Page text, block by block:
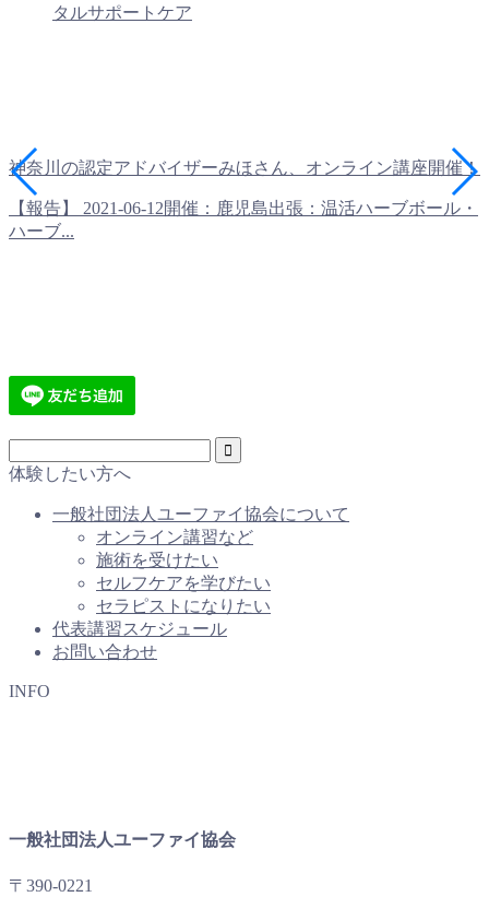
タルサポートケア
神奈川の認定アドバイザーみほさん、オンライン講座開催！
【報告】 2021-06-12開催：鹿児島出張：温活ハーブボール・
ハーブ...
体験したい方へ
一般社団法人ユーファイ協会について
オンライン講習など
施術を受けたい
セルフケアを学びたい
セラピストになりたい
代表講習スケジュール
お問い合わせ
INFO
一般社団法人ユーファイ協会
〒390-0221